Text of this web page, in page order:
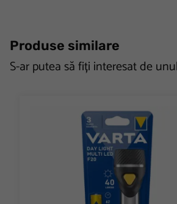
Produse similare
S-ar putea să fiți interesat de